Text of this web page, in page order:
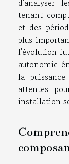
d'analyser
tenant
et des
plus
l'évolution
autonomie
la
attentes
installation